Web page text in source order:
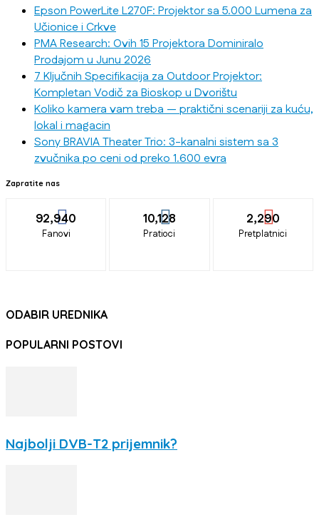
Epson PowerLite L270F: Projektor sa 5.000 Lumena za
Učionice i Crkve
PMA Research: Ovih 15 Projektora Dominiralo
Prodajom u Junu 2026
7 Ključnih Specifikacija za Outdoor Projektor:
Kompletan Vodič za Bioskop u Dvorištu
Koliko kamera vam treba — praktični scenariji za kuću,
lokal i magacin
Sony BRAVIA Theater Trio: 3-kanalni sistem sa 3
zvučnika po ceni od preko 1.600 evra
Zapratite nas
92,940
Fanovi
10,128
Pratioci
2,290
Pretplatnici
ODABIR UREDNIKA
POPULARNI POSTOVI
Najbolji DVB-T2 prijemnik?